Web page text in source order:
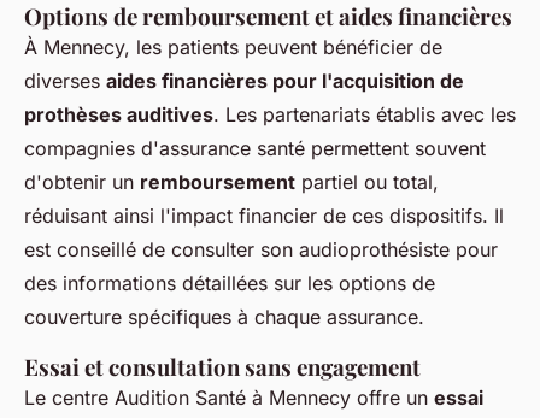
Options de remboursement et aides financières
À Mennecy, les patients peuvent bénéficier de
diverses aides financières pour l'acquisition de
prothèses auditives. Les partenariats établis avec les
compagnies d'assurance santé permettent souvent
d'obtenir un remboursement partiel ou total,
réduisant ainsi l'impact financier de ces dispositifs. Il
est conseillé de consulter son audioprothésiste pour
des informations détaillées sur les options de
couverture spécifiques à chaque assurance.
Essai et consultation sans engagement
Le centre Audition Santé à Mennecy offre un essai